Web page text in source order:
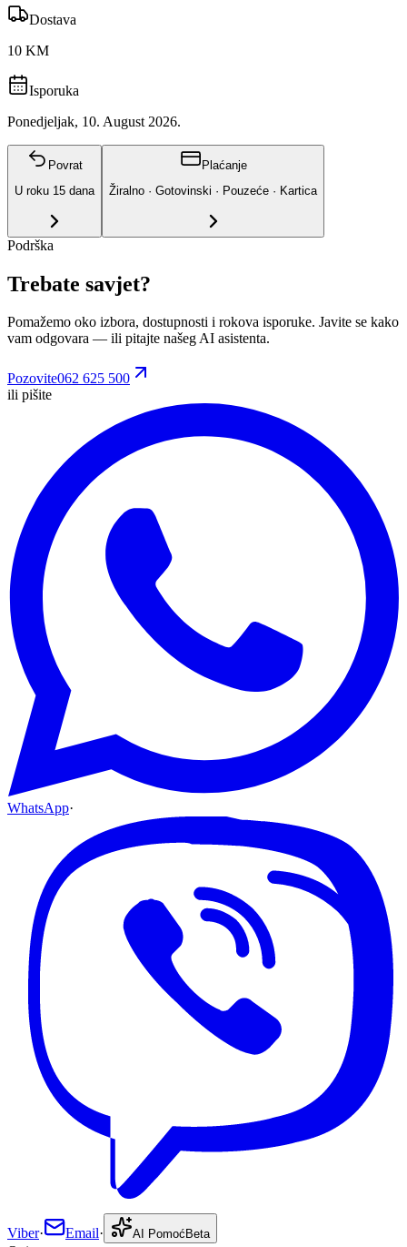
Dostava
10 KM
Isporuka
Ponedjeljak, 10. August 2026.
Povrat
U roku 15 dana
Plaćanje
Žiralno · Gotovinski · Pouzeće · Kartica
Podrška
Trebate savjet?
Pomažemo oko izbora, dostupnosti i rokova isporuke. Javite se kako
vam odgovara — ili pitajte našeg AI asistenta.
Pozovite062 625 500
ili pišite
WhatsApp·
Viber· Email· AI Pomoć Beta